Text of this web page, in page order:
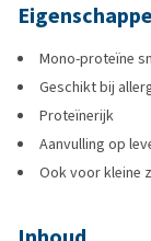
Mono-proteïne
Geschikt bij
Proteïnerijk
Aanvulling op
Ook voor kleine